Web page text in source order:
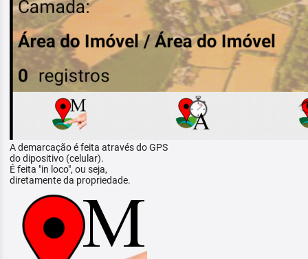
A demarcação é feita através do GPS
do dipositivo (celular).
É feita "in loco", ou seja,
diretamente da propriedade.